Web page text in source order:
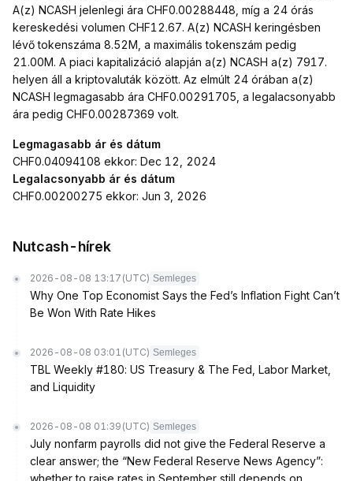
A(z) NCASH jelenlegi ára CHF0.00288448, míg a 24 órás
kereskedési volumen CHF12.67. A(z) NCASH keringésben
lévő tokenszáma 8.52M, a maximális tokenszám pedig
21.00M. A piaci kapitalizáció alapján a(z) NCASH a(z) 7917.
helyen áll a kriptovaluták között. Az elmúlt 24 órában a(z)
NCASH legmagasabb ára CHF0.00291705, a legalacsonyabb
ára pedig CHF0.00287369 volt.
Legmagasabb ár és dátum
CHF0.04094108 ekkor: Dec 12, 2024
Legalacsonyabb ár és dátum
CHF0.00200275 ekkor: Jun 3, 2026
Nutcash-hírek
2026-08-08 13:17 (UTC) Semleges
Why One Top Economist Says the Fed’s Inflation Fight Can’t
Be Won With Rate Hikes
2026-08-08 03:01 (UTC) Semleges
TBL Weekly #180: US Treasury & The Fed, Labor Market,
and Liquidity
2026-08-08 01:39 (UTC) Semleges
July nonfarm payrolls did not give the Federal Reserve a
clear answer; the “New Federal Reserve News Agency”:
whether to raise rates in September still depends on